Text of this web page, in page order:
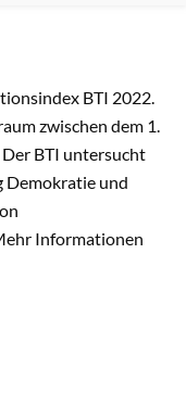
BTI 2022.
zwischen dem 1.
Der BTI untersucht
Demokratie und
Informationen